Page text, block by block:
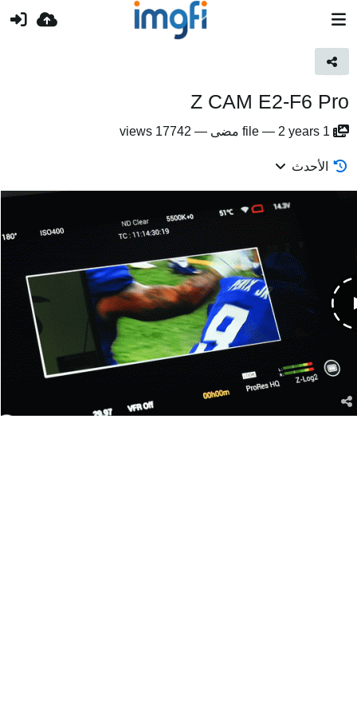
Z CAM E2-F6 Pro
1
file— 2 years مضى —
17742 views
الأحدث